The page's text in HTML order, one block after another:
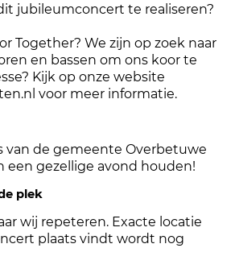
jubileumconcert te realiseren?
Together? We zijn op zoek naar
en bassen om ons koor te
Kijk op onze website
voor meer informatie.
van de gemeente Overbetuwe
een gezellige avond houden!
plek
wij repeteren. Exacte locatie
plaats vindt wordt nog